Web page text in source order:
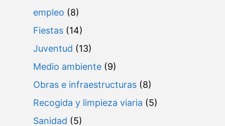
empleo (8)
Fiestas (14)
Juventud (13)
Medio ambiente (9)
Obras e infraestructuras (8)
Recogida y limpieza viaria (5)
Sanidad (5)